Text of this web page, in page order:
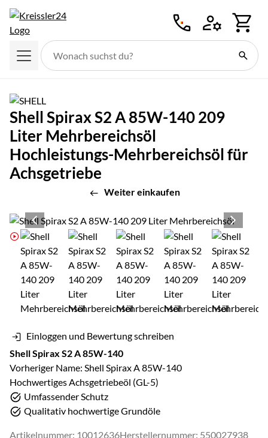
Shell Spirax S2 A 85W-140 209
Liter Mehrbereichsöl
Hochleistungs-Mehrbereichsöl für
Achsgetriebe
Weiter einkaufen
Produktgalerie
Zur Kaufbox springen
Einloggen und Bewertung schreiben
Shell Spirax S2 A 85W-140
Vorheriger Name: Shell Spirax A 85W-140
Hochwertiges Achsgetriebeöl (GL-5)
Umfassender Schutz
Qualitativ hochwertige Grundöle
Artikelnummer: 10012636Herstellernummer: 550027938